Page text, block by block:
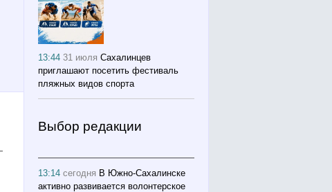
13:4431 июля Сахалинцев
приглашают посетить фестиваль
пляжных видов спорта
Выбор редакции
13:14сегодня В Южно-Сахалинске
активно развивается волонтерское